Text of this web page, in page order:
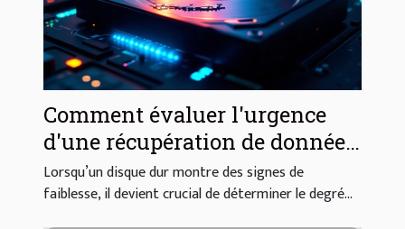
Comment évaluer l'urgence
d'une récupération de données
disque dur ?
Lorsqu’un disque dur montre des signes de
faiblesse, il devient crucial de déterminer le degré...